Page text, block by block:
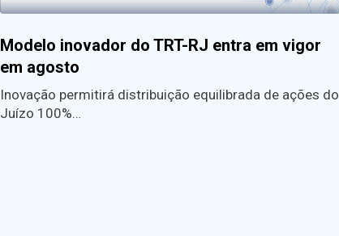
Modelo inovador do TRT-RJ entra em vigor
em agosto
Inovação permitirá distribuição equilibrada de ações do
Juízo 100%…